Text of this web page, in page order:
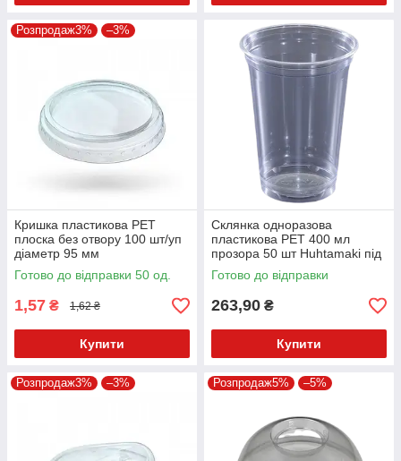
Розпродаж3% –3%
Кришка пластикова PET
плоска без отвору 100 шт/уп
діаметр 95 мм
Готово до відправки 50 од.
1,57 ₴ 1,62 ₴
Купити
Склянка одноразова
пластикова PET 400 мл
прозора 50 шт Huhtamaki під
кришку
Готово до відправки
263,90 ₴
Купити
Розпродаж3% –3% Розпродаж5% –5%